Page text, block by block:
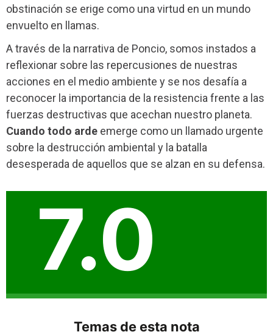
obstinación se erige como una virtud en un mundo
envuelto en llamas.
A través de la narrativa de Poncio, somos instados a
reflexionar sobre las repercusiones de nuestras
acciones en el medio ambiente y se nos desafía a
reconocer la importancia de la resistencia frente a las
fuerzas destructivas que acechan nuestro planeta.
Cuando todo arde emerge como un llamado urgente
sobre la destrucción ambiental y la batalla
desesperada de aquellos que se alzan en su defensa.
7.0
Temas de esta nota